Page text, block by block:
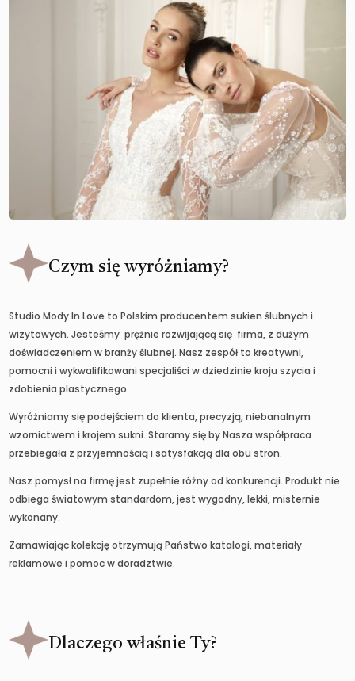
Czym się wyróżniamy?
Studio Mody In Love to Polskim producentem sukien ślubnych i
wizytowych. Jesteśmy prężnie rozwijającą się firma, z dużym
doświadczeniem w branży ślubnej. Nasz zespół to kreatywni,
pomocni i wykwalifikowani specjaliści w dziedzinie kroju szycia i
zdobienia plastycznego.
Wyróżniamy się podejściem do klienta, precyzją, niebanalnym
wzornictwem i krojem sukni. Staramy się by Nasza współpraca
przebiegała z przyjemnością i satysfakcją dla obu stron.
Nasz pomysł na firmę jest zupełnie różny od konkurencji. Produkt nie
odbiega światowym standardom, jest wygodny, lekki, misternie
wykonany.
Zamawiając kolekcję otrzymują Państwo katalogi, materiały
reklamowe i pomoc w doradztwie.
Dlaczego właśnie Ty?